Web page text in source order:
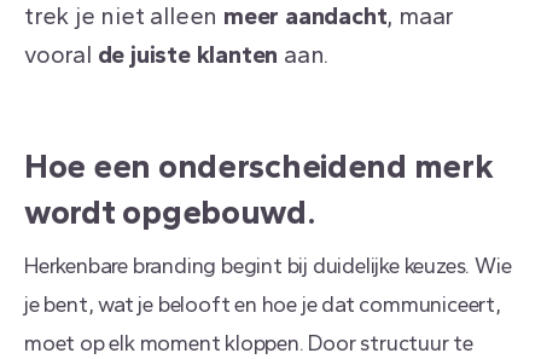
trek je niet alleen meer aandacht, maar
vooral de juiste klanten aan.
Hoe een onderscheidend merk
wordt opgebouwd.
Herkenbare branding begint bij duidelijke keuzes. Wie
je bent, wat je belooft en hoe je dat communiceert,
moet op elk moment kloppen. Door structuur te